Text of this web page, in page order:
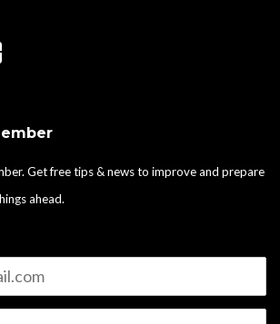
Get free tips & news to improve and prepare
ahead.